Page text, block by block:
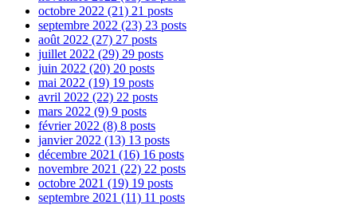
octobre 2022 (21) 21 posts
septembre 2022 (23) 23 posts
août 2022 (27) 27 posts
juillet 2022 (29) 29 posts
juin 2022 (20) 20 posts
mai 2022 (19) 19 posts
avril 2022 (22) 22 posts
mars 2022 (9) 9 posts
février 2022 (8) 8 posts
janvier 2022 (13) 13 posts
décembre 2021 (16) 16 posts
novembre 2021 (22) 22 posts
octobre 2021 (19) 19 posts
septembre 2021 (11) 11 posts